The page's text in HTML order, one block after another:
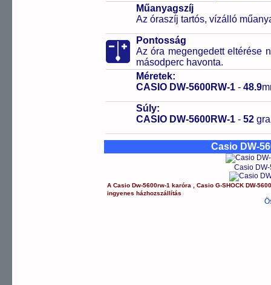
Műanyagszíj
Az óraszíj tartós, vízálló
Pontosság
Az óra megengedett eltérése
másodperc havonta.
Méretek:
CASIO DW-5600RW-1 - 48.9
Súly:
CASIO DW-5600RW-1 - 52
Casio DW-
Casio
ACasio Dw-5600rw-1 karóra ,Casio G-SHOCK DW-
ingyenes házhozszállítás